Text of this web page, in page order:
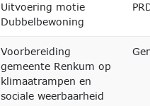
Uitvoering motie
Dubbelbewoning
Voorbereiding
gemeente Renkum op
klimaatrampen en
sociale weerbaarheid